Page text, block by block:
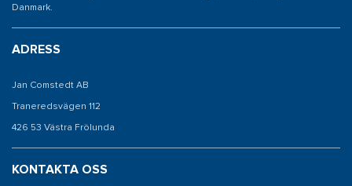
Danmark.
ADRESS
Jan Comstedt AB
Traneredsvägen 112
426 53 Västra Frölunda
KONTAKTA OSS